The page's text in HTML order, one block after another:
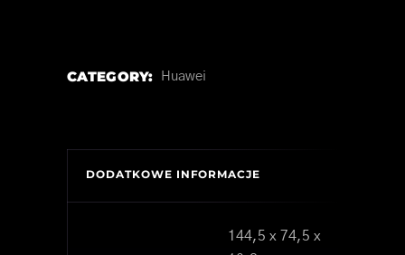
CATEGORY: Huawei
DODATKOWE INFORMACJE
144,5 x 74,5 x